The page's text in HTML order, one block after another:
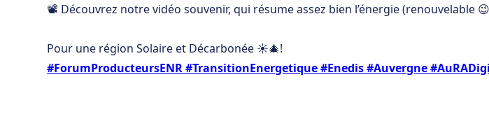
📽️ Découvrez notre vidéo souvenir, qui résume assez bien l’énergie (renouvelable
Pour une région Solaire et Décarbonée ☀️🎄!
#ForumProducteursENR#TransitionEnergetique#Enedis#Auvergne